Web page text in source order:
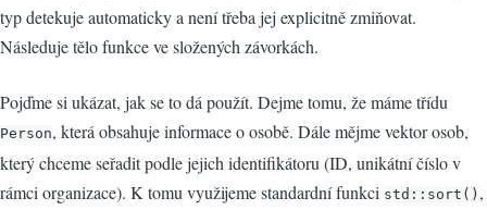
typ detekuje automaticky a není třeba jej explicitně zmiňovat.
Následuje tělo funkce ve složených závorkách.
Pojďme si ukázat, jak se to dá použít. Dejme tomu, že máme třídu
Person, která obsahuje informace o osobě. Dále mějme vektor osob,
který chceme seřadit podle jejich identifikátoru (ID, unikátní číslo v
rámci organizace). K tomu využijeme standardní funkci std::sort() ,